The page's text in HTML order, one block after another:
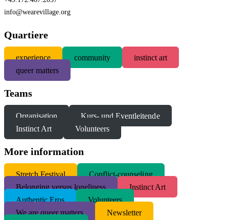
info@wearevillage.org
Quartiere
experience community
instinct art
queer matters
Teams
Organisation
Kurs- und Eventleitende
Instinct Art
Volunteers
More information
Stretch Festival
Conflict-counseling
Belonging versus loneliness
Instinct Art
Authentic Eros
Volunteers
We are queer matters
Newsletter